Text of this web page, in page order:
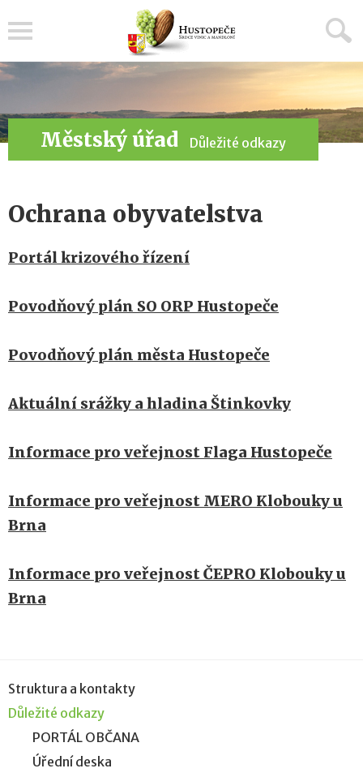
Městský úřad Důležité odkazy
Ochrana obyvatelstva
Portál krizového řízení
Povodňový plán SO ORP Hustopeče
Povodňový plán města Hustopeče
Aktuální srážky a hladina Štinkovky
Informace pro veřejnost Flaga Hustopeče
Informace pro veřejnost MERO Klobouky u
Brna
Informace pro veřejnost ČEPRO Klobouky u
Brna
Struktura a kontakty
Důležité odkazy
PORTÁL OBČANA
Úřední deska